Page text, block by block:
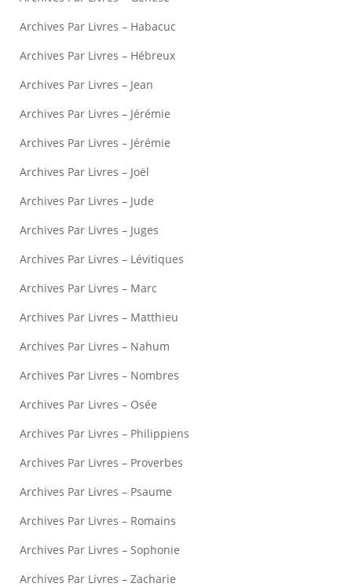
Archives Par Livres – Habacuc
Archives Par Livres – Hébreux
Archives Par Livres – Jean
Archives Par Livres – Jérémie
Archives Par Livres – Jérémie
Archives Par Livres – Joël
Archives Par Livres – Jude
Archives Par Livres – Juges
Archives Par Livres – Lévitiques
Archives Par Livres – Marc
Archives Par Livres – Matthieu
Archives Par Livres – Nahum
Archives Par Livres – Nombres
Archives Par Livres – Osée
Archives Par Livres – Philippiens
Archives Par Livres – Proverbes
Archives Par Livres – Psaume
Archives Par Livres – Romains
Archives Par Livres – Sophonie
Archives Par Livres – Zacharie